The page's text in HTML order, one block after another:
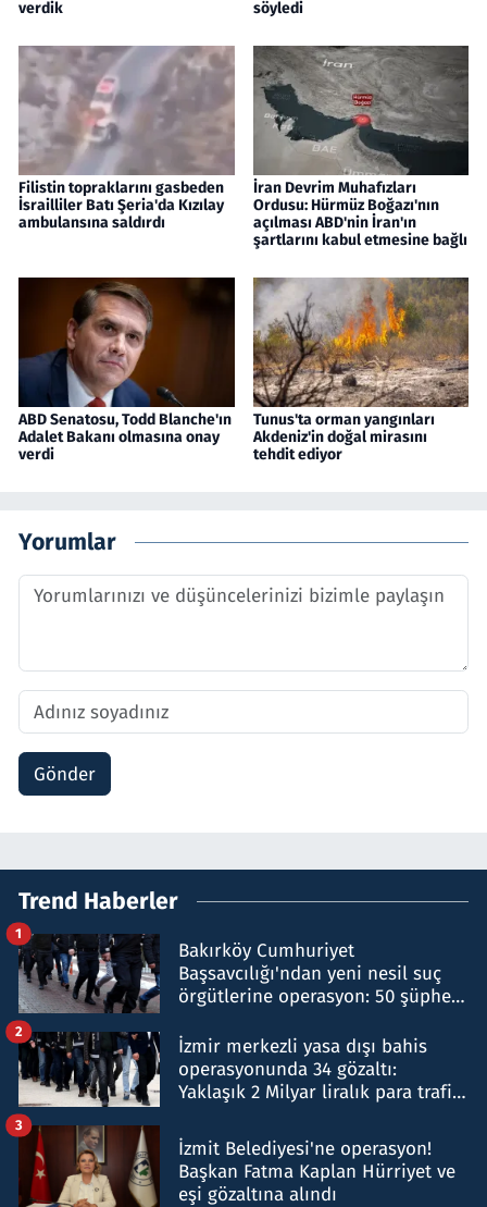
verdik
söyledi
Filistin topraklarını gasbeden
İsrailliler Batı Şeria'da Kızılay
ambulansına saldırdı
İran Devrim Muhafızları
Ordusu: Hürmüz Boğazı'nın
açılması ABD'nin İran'ın
şartlarını kabul etmesine bağlı
ABD Senatosu, Todd Blanche'ın
Adalet Bakanı olmasına onay
verdi
Tunus'ta orman yangınları
Akdeniz'in doğal mirasını
tehdit ediyor
Yorumlar
Gönder
Trend Haberler
Bakırköy Cumhuriyet
Başsavcılığı'ndan yeni nesil suç
örgütlerine operasyon: 50 şüpheli
1
İzmir merkezli yasa dışı bahis
operasyonunda 34 gözaltı:
Yaklaşık 2 Milyar liralık para trafiği
2
İzmit Belediyesi'ne operasyon!
Başkan Fatma Kaplan Hürriyet ve
eşi gözaltına alındı
3